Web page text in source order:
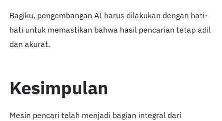
Bagiku, pengembangan AI harus dilakukan dengan hati-
hati untuk memastikan bahwa hasil pencarian tetap adil
dan akurat.
Kesimpulan
Mesin pencari telah menjadi bagian integral dari